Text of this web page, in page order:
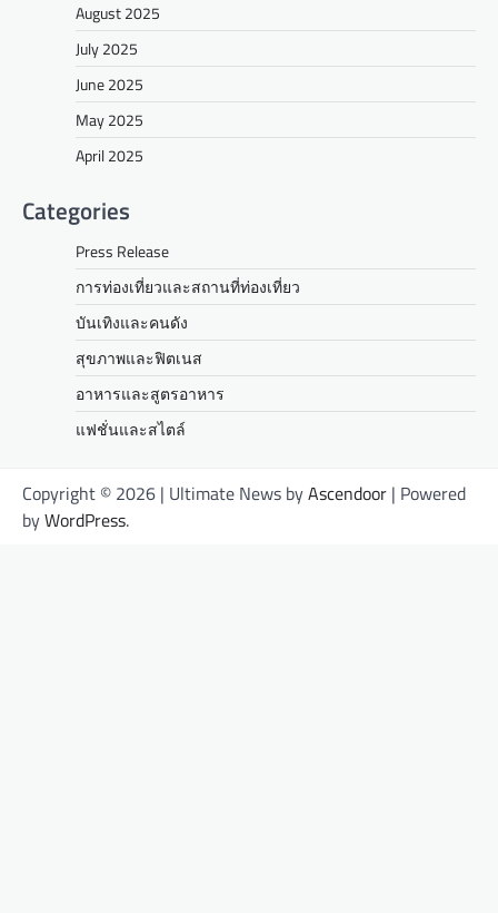
August 2025
July 2025
June 2025
May 2025
April 2025
Categories
Press Release
การท่องเที่ยวและสถานที่ท่องเที่ยว
บันเทิงและคนดัง
สุขภาพและฟิตเนส
อาหารและสูตรอาหาร
แฟชั่นและสไตล์
Copyright © 2026 | Ultimate News byAscendoor | Powered
byWordPress.